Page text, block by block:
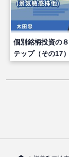
個別銘柄投資の
テップ（その17）